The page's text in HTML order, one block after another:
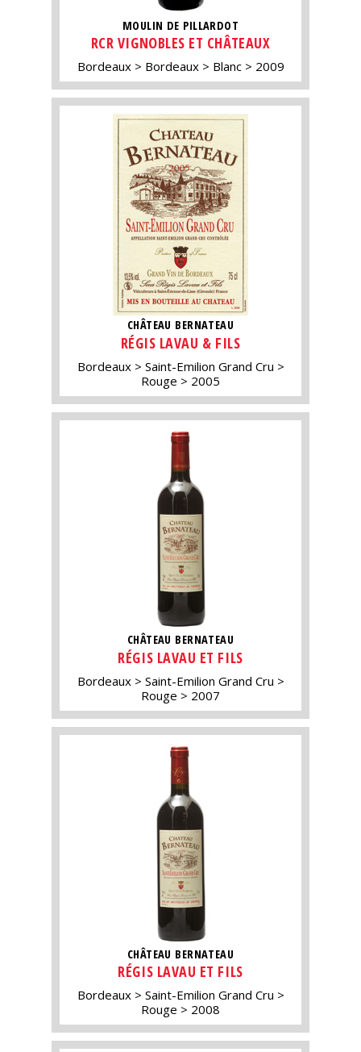
MOULIN DE PILLARDOT
RCR VIGNOBLES ET CHÂTEAUX
Bordeaux Bordeaux Blanc 2009
CHÂTEAU BERNATEAU
RÉGIS LAVAU & FILS
Bordeaux
Saint-Emilion Grand Cru
Rouge
2005
CHÂTEAU BERNATEAU
RÉGIS LAVAU ET FILS
Bordeaux
Saint-Emilion Grand Cru
Rouge
2007
CHÂTEAU BERNATEAU
RÉGIS LAVAU ET FILS
Bordeaux
Saint-Emilion Grand Cru
Rouge
2008